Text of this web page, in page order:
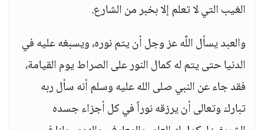
الغيب التي لا تعلم إلا بخبر من الشارع.
والعبد يسأل اللَّه عز وجل أن يتم نوره، ويسبغه عليه في
الدنيا حتى يتم له كمال النور على الصراط يوم القيامة،
فقد جاء عن النبي صلى الله عليه وسلم أنه سأل ربه
تبارك وتعالى أن يرزقه نوراً في كل أجزاء جسده